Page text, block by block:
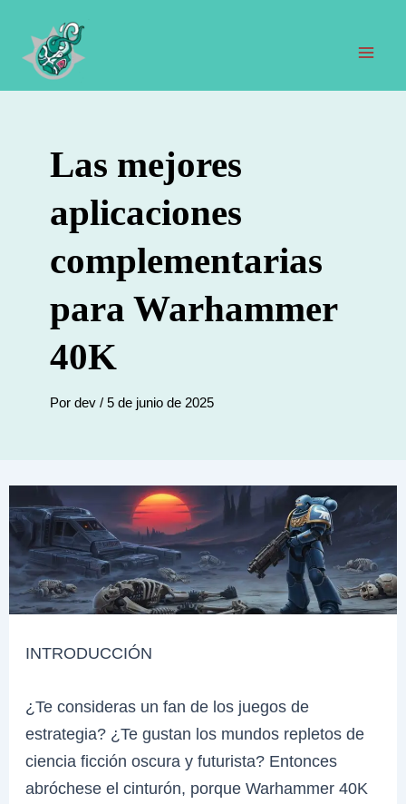
contenido
Las mejores
aplicaciones
complementarias
para Warhammer
40K
Por dev / 5 de junio de 2025
INTRODUCCIÓN
¿Te consideras un fan de los juegos de
estrategia? ¿Te gustan los mundos repletos de
ciencia ficción oscura y futurista? Entonces
abróchese el cinturón, porque Warhammer 40K